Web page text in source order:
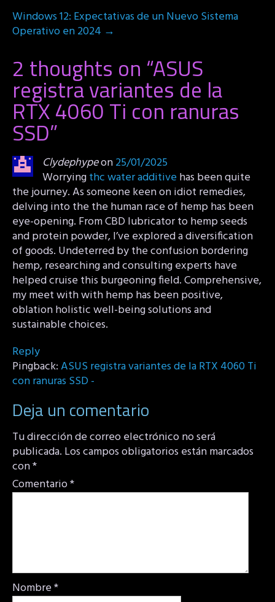
Windows 12: Expectativas de un Nuevo Sistema
Operativo en 2024 →
2 thoughts on “ASUS
registra variantes de la
RTX 4060 Ti con ranuras
SSD”
Clydephypeon25/01/2025
Worryingthc water additivehas been quite
the journey. As someone keen on idiot remedies,
delving into the the human race of hemp has been
eye-opening. From CBD lubricator to hemp seeds
and protein powder, I’ve explored a diversification
of goods. Undeterred by the confusion bordering
hemp, researching and consulting experts have
helped cruise this burgeoning field. Comprehensive,
my meet with with hemp has been positive,
oblation holistic well-being solutions and
sustainable choices.
Reply
Pingback:ASUS registra variantes de la RTX 4060 Ti
con ranuras SSD -
Deja un comentario
Tu dirección de correo electrónico no será
publicada. Los campos obligatorios están marcados
con*
Comentario*
Nombre*